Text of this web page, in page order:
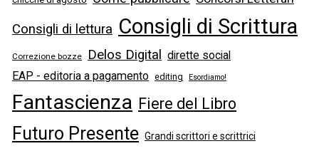
Consigli di lettura Consigli di Scrittura
Correzione bozze Delos Digital
dirette social
EAP - editoria a pagamento editing Esordiamo!
Fantascienza Fiere del Libro
Futuro Presente Grandi scrittori e scrittrici